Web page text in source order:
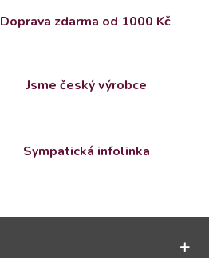
Doprava zdarma od 1000 Kč
Jsme český výrobce
Sympatická infolinka